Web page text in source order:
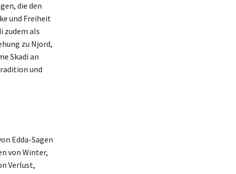
die den
und Freiheit
zudem als
zu Njord,
Skadi an
und
Edda-Sagen
von Winter,
Verlust,